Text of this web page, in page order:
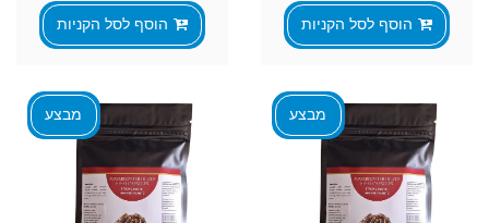
הוסף לסל הקניות
הוסף לסל הקניות
מבצע מבצע